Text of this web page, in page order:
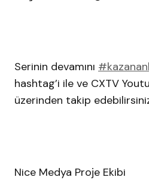
Serinin devamını
hashtag’i ile ve CXTV
üzerinden takip
Nice Medya Proje Ekibi